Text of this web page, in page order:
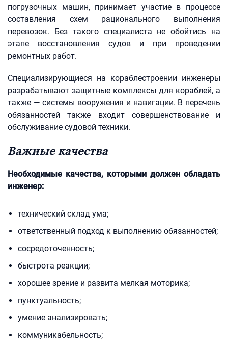
погрузочных машин, принимает участие в процессе
составления схем рационального выполнения
перевозок. Без такого специалиста не обойтись на
этапе восстановления судов и при проведении
ремонтных работ.
Специализирующиеся на кораблестроении инженеры
разрабатывают защитные комплексы для кораблей, а
также — системы вооружения и навигации. В перечень
обязанностей также входит совершенствование и
обслуживание судовой техники.
Важные качества
Необходимые качества, которыми должен обладать
инженер:
технический склад ума;
ответственный подход к выполнению обязанностей;
сосредоточенность;
быстрота реакции;
хорошее зрение и развита мелкая моторика;
пунктуальность;
умение анализировать;
коммуникабельность;